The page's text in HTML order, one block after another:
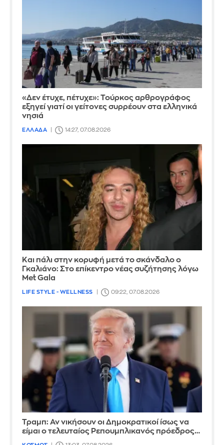
«Δεν έτυχε, πέτυχε»: Τούρκος αρθρογράφος
εξηγεί γιατί οι γείτονες συρρέουν στα ελληνικά
νησιά
ΕΛΛΑΔΑ 14:27, 07.08.2026
Και πάλι στην κορυφή μετά το σκάνδαλο ο
Γκαλιάνο: Στο επίκεντρο νέας συζήτησης λόγω
Met Gala
LIFE STYLE - WELLNESS 09:22, 07.08.2026
Τραμπ: Αν νικήσουν οι Δημοκρατικοί ίσως να
είμαι ο τελευταίος Ρεπουμπλικανός πρόεδρος…